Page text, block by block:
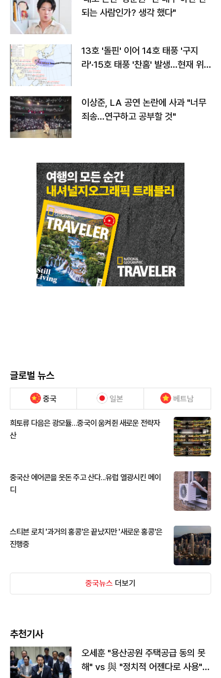
되는 사람인가? 생각 했다"
13호 '돌핀' 이어 14호 태풍 '구지
라'·15호 태풍 '찬홈' 발생…현재 위
이상준, LA 공연 논란에 사과 "너무
죄송…연구하고 공부할 것"
글로벌 뉴스
중국 일본 베트남
희토류 다음은 광모듈…중국이 움켜쥔 새로운 전략자
산
중국산 에어콘을 웃돈 주고 산다...유럽 열광시킨 메이
디
스티븐 로치 '과거의 홍콩'은 끝났지만 '새로운 홍콩'은
진행중
중국뉴스 더보기
추천기사
오세훈 "용산공원 주택공급 동의 못
해" vs 與 "정치적 어젠다로 사용"